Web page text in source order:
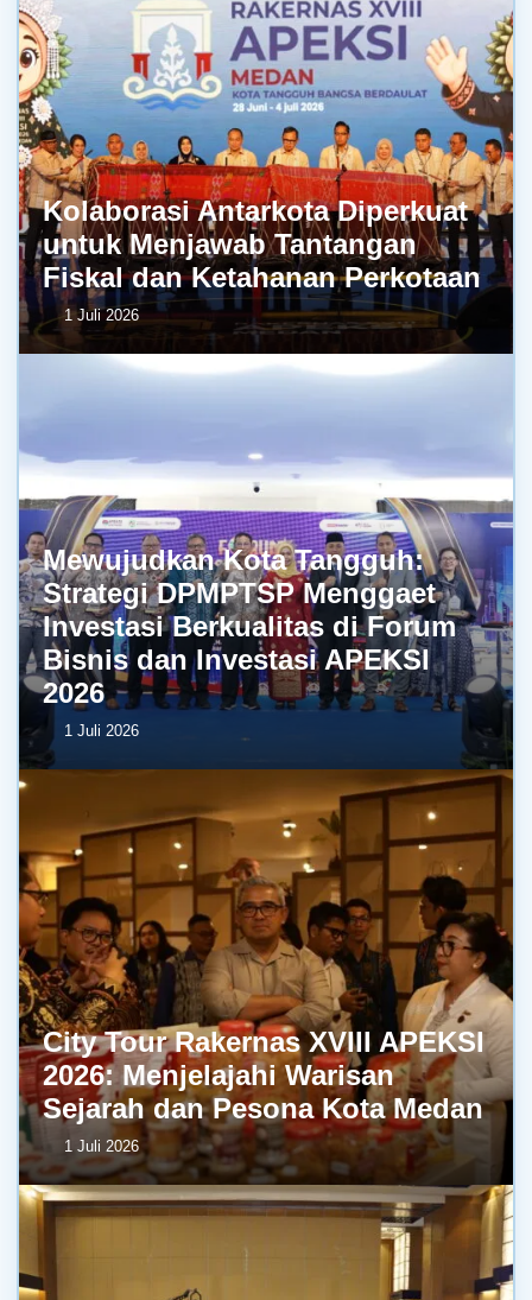
Kolaborasi Antarkota Diperkuat
untuk Menjawab Tantangan
Fiskal dan Ketahanan Perkotaan
1 Juli 2026
Mewujudkan Kota Tangguh:
Strategi DPMPTSP Menggaet
Investasi Berkualitas di Forum
Bisnis dan Investasi APEKSI
2026
1 Juli 2026
City Tour Rakernas XVIII APEKSI
2026: Menjelajahi Warisan
Sejarah dan Pesona Kota Medan
1 Juli 2026